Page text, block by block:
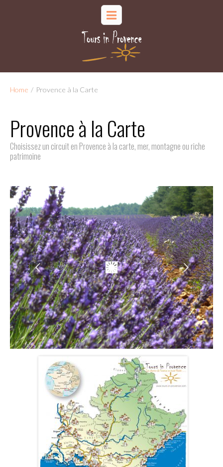
Home / Provence à la Carte
Provence à la Carte
Choisissez un circuit en Provence à la carte, mer, montagne ou riche
patrimoine